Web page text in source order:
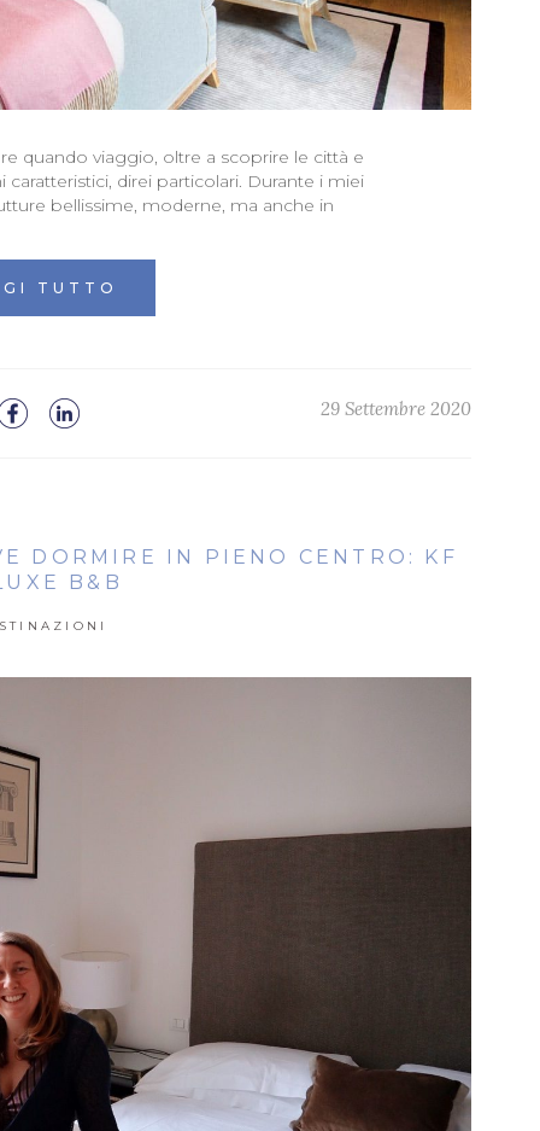
quando viaggio, oltre a scoprire le città e
direi particolari. Durante i miei
bellissime, moderne, ma anche in
TUTTO
29 Settembre 2020
DORMIRE IN PIENO CENTRO: KF
B&B